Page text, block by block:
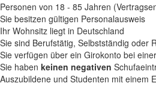
Personen von 18 - 85 Jahren
Sie besitzen gültigen Personalausweis
Ihr Wohnsitz liegt in Deutschland
Sie sind Berufstätig, Selbstständig oder
Sie verfügen über ein Girokonto bei
Sie haben keinen negativen
Auszubildene und Studenten mit einem